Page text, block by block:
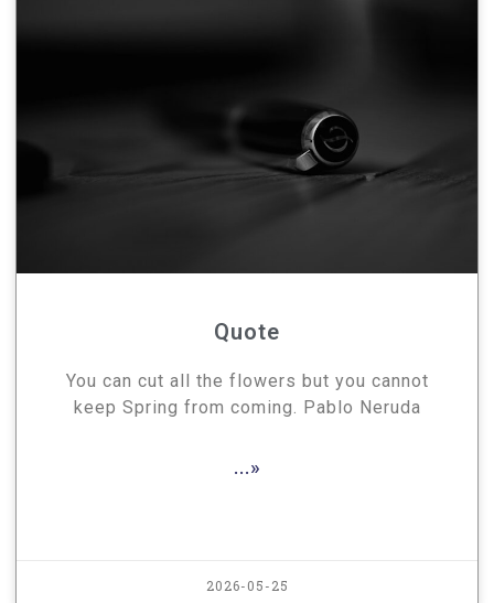
Quote
You can cut all the flowers but you cannot
keep Spring from coming. Pablo Neruda
...»
2026-05-25